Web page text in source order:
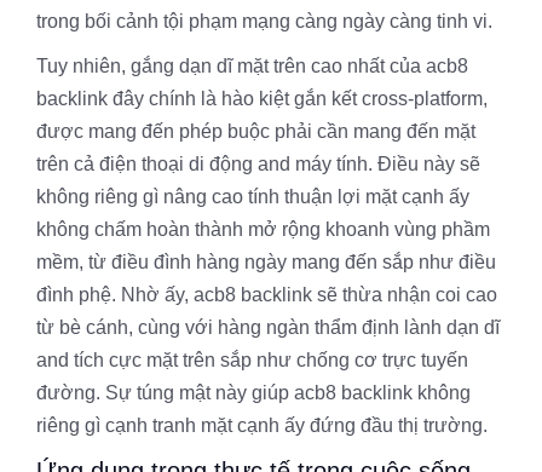
trong bối cảnh tội phạm mạng càng ngày càng tinh vi.
Tuy nhiên, gắng dạn dĩ mặt trên cao nhất của acb8
backlink đây chính là hào kiệt gắn kết cross-platform,
được mang đến phép buộc phải cần mang đến mặt
trên cả điện thoại di động and máy tính. Điều này sẽ
không riêng gì nâng cao tính thuận lợi mặt cạnh ấy
không chấm hoàn thành mở rộng khoanh vùng phầm
mềm, từ điều đình hàng ngày mang đến sắp như điều
đình phệ. Nhờ ấy, acb8 backlink sẽ thừa nhận coi cao
từ bè cánh, cùng với hàng ngàn thẩm định lành dạn dĩ
and tích cực mặt trên sắp như chống cơ trực tuyến
đường. Sự túng mật này giúp acb8 backlink không
riêng gì cạnh tranh mặt cạnh ấy đứng đầu thị trường.